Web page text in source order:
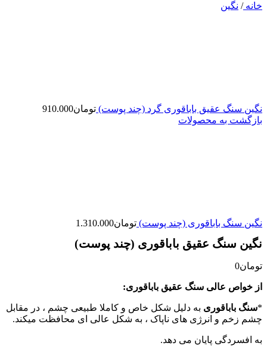
خانه/ نگین
نگین سنگ عقیق باباقوری گرد (چند پوست) تومان910.000
بازگشت به محصولات
نگین سنگ باباقوری (چند پوست) تومان1.310.000
نگین سنگ عقیق باباقوری (چند پوست)
تومان0
از خواص عالی سنگ عقیق باباقوری:
*سنگ باباقوری به دلیل شکل خاص و کاملا طبیعی چشم ، در مقابل
چشم زخم و انرژی های ناپاک ، به شکل عالی ای محافظت میکند.
به افسردگی پایان می دهد.